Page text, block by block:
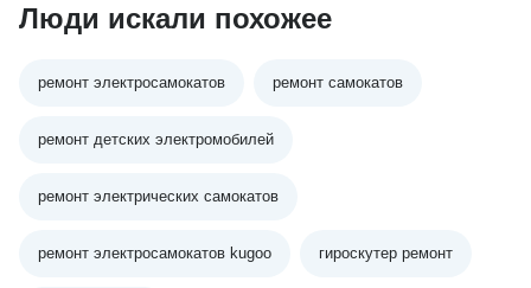
Люди искали похожее
ремонт электросамокатов ремонт самокатов
ремонт детских электромобилей
ремонт электрических самокатов
ремонт электросамокатов kugoo гироскутер ремонт